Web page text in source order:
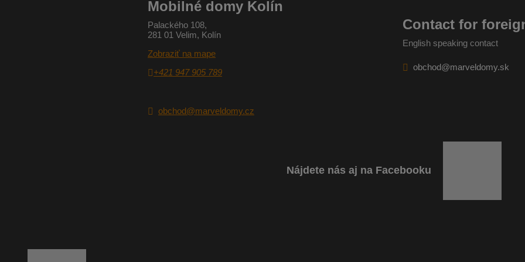
Mobilné domy Kolín
Palackého 108,
281 01 Velim, Kolín
Zobraziť na mape
+421 947 905 789
obchod@marveldomy.cz
Contact for
English speaking contact
obchod@marveldomy.sk
Nájdete nás aj na Facebooku